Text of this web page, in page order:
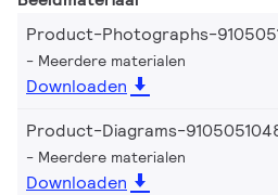
Product-Photographs-
Meerdere materialen
Downloaden
Product-Diagrams-
Meerdere materialen
Downloaden